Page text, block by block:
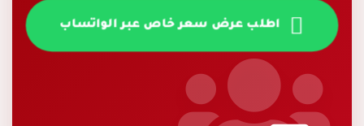
اطلب عرض سعر خاص عبر الواتساب